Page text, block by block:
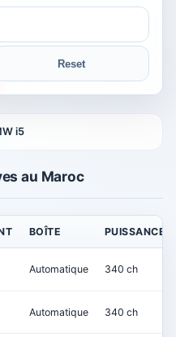
Reset
i5
au Maroc
BOÎTE PUISSANCE
Automatique 340 ch
Automatique 340 ch